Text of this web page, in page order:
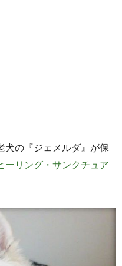
犬の『ジェメルダ』が保
ーリング・サンクチュア